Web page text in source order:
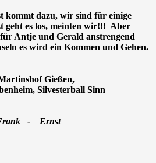
kommt dazu, wir sind für einige
geht es los, meinten wir!!! Aber
Antje und Gerald anstrengend
es wird ein Kommen und Gehen.
Gießen,
Silvesterball Sinn
- Ernst